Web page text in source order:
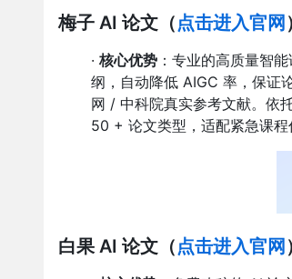
梅子 AI 论文 （点击进入官网 ）
· 核心优势 ：专业的高质量智
纲，自动降低 AIGC 率，保证
网 / 中科院真实参考文献。依
50 + 论文类型，适配紧急课程
白果 AI 论文 （点击进入官网 ）